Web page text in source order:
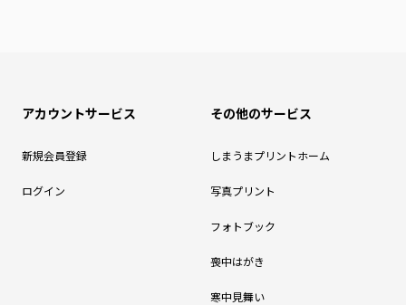
アカウントサービス
新規会員登録
ログイン
その他のサービス
しまうまプリントホーム
写真プリント
フォトブック
喪中はがき
寒中見舞い